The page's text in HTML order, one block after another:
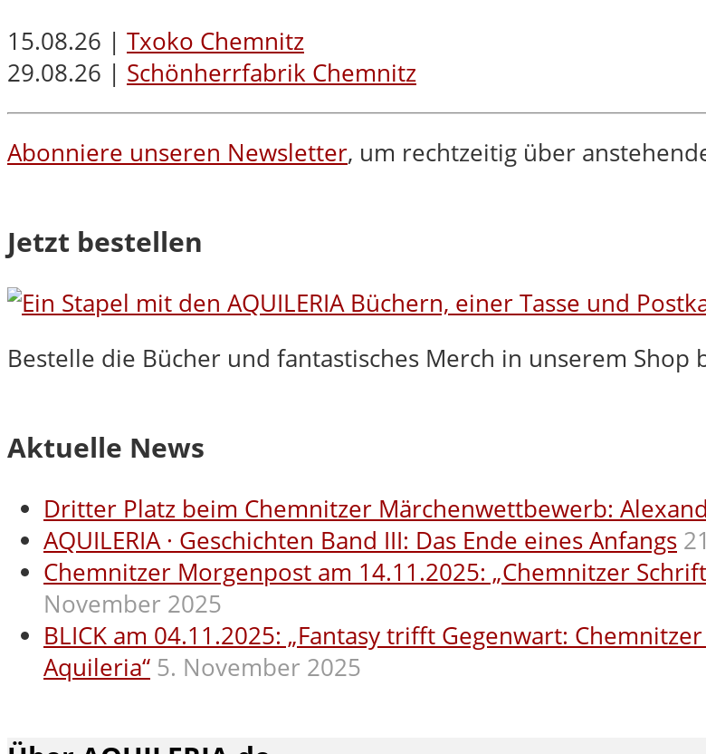
15.08.26 | Txoko Chemnitz
29.08.26 | Schönherrfabrik Chemnitz
Abonniere unseren Newsletter, um rechtzeitig über
Jetzt bestellen
Bestelle die Bücher und fantastisches Merch in unserem Shop
Aktuelle News
Dritter Platz beim Chemnitzer Märchenwettbewerb:
AQUILERIA · Geschichten Band III: Das Ende eines Anfangs
Chemnitzer Morgenpost am 14.11.2025: „Chemnitzer
November 2025
BLICK am 04.11.2025: „Fantasy trifft Gegenwart:
Aquileria“ 5. November 2025